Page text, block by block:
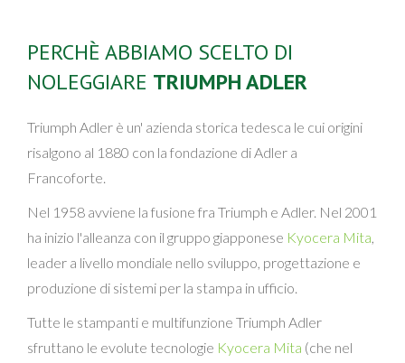
PERCHÈ ABBIAMO SCELTO DI
NOLEGGIARE TRIUMPH ADLER
Triumph Adler è un' azienda storica tedesca le cui origini
risalgono al 1880 con la fondazione di Adler a
Francoforte.
Nel 1958 avviene la fusione fra Triumph e Adler. Nel 2001
ha inizio l'alleanza con il gruppo giapponese Kyocera Mita,
leader a livello mondiale nello sviluppo, progettazione e
produzione di sistemi per la stampa in ufficio.
Tutte le stampanti e multifunzione Triumph Adler
sfruttano le evolute tecnologie Kyocera Mita (che nel